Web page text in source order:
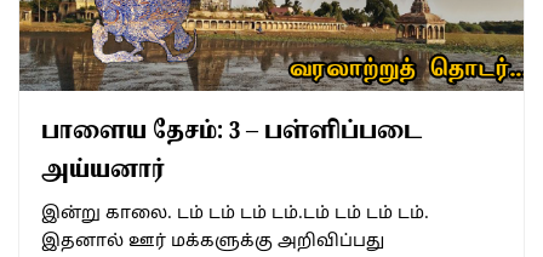
பாளைய தேசம்: 3 – பள்ளிப்படை
அய்யனார்
இன்று காலை. டம் டம் டம் டம்.டம் டம் டம் டம்.
இதனால் ஊர் மக்களுக்கு அறிவிப்பது